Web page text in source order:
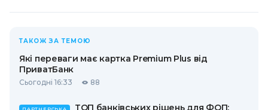
ТАКОЖ ЗА ТЕМОЮ
Які переваги має картка Premium Plus від
ПриватБанк
Сьогодні 16:33 88
ПАРТНЕРСЬКА
ТОП банківських рішень для ФОП: